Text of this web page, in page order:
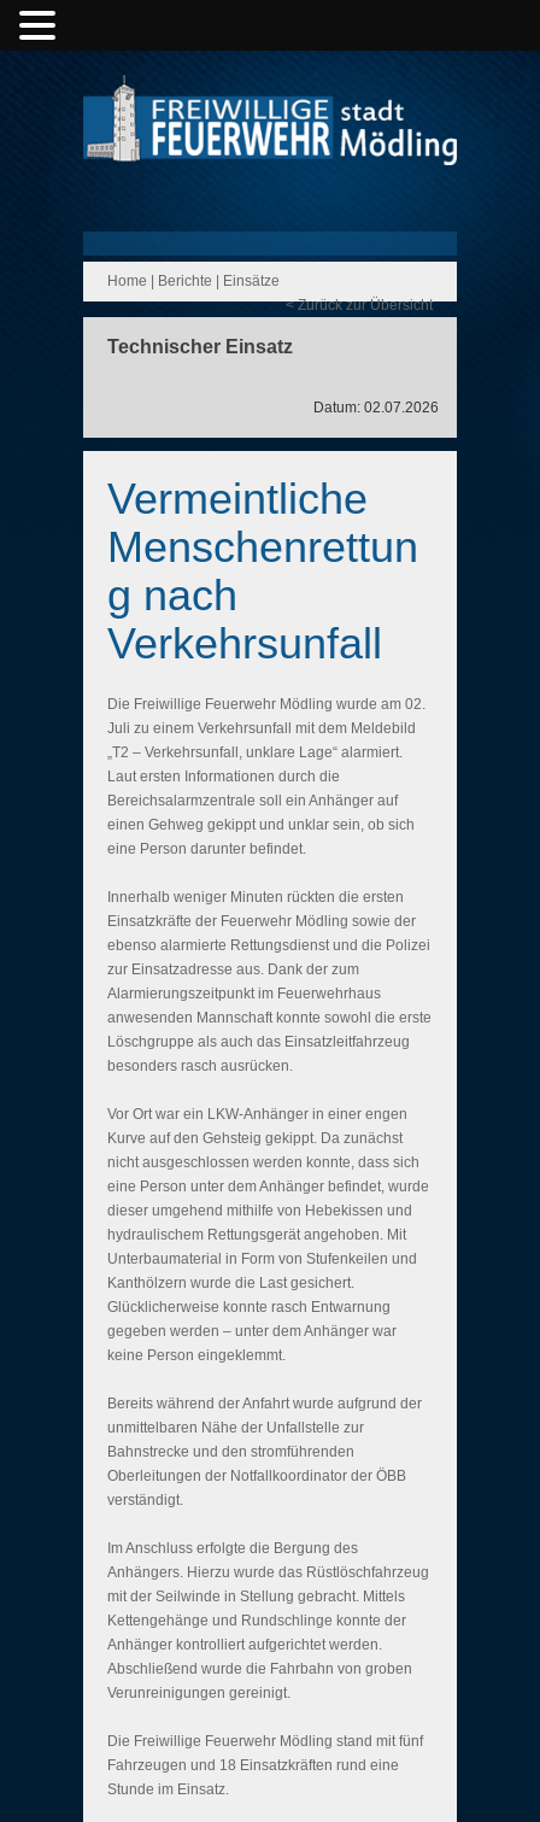
Home Berichte
Einsätze
< Zurück zur Übersicht
Technischer Einsatz
Datum: 02.07.2026
Vermeintliche
Menschenrettun
g nach
Verkehrsunfall
Die Freiwillige Feuerwehr Mödling wurde am 02.
Juli zu einem Verkehrsunfall mit dem Meldebild
„T2 – Verkehrsunfall, unklare Lage“ alarmiert.
Laut ersten Informationen durch die
Bereichsalarmzentrale soll ein Anhänger auf
einen Gehweg gekippt und unklar sein, ob sich
eine Person darunter befindet.
Innerhalb weniger Minuten rückten die ersten
Einsatzkräfte der Feuerwehr Mödling sowie der
ebenso alarmierte Rettungsdienst und die Polizei
zur Einsatzadresse aus. Dank der zum
Alarmierungszeitpunkt im Feuerwehrhaus
anwesenden Mannschaft konnte sowohl die erste
Löschgruppe als auch das Einsatzleitfahrzeug
besonders rasch ausrücken.
Vor Ort war ein LKW-Anhänger in einer engen
Kurve auf den Gehsteig gekippt. Da zunächst
nicht ausgeschlossen werden konnte, dass sich
eine Person unter dem Anhänger befindet, wurde
dieser umgehend mithilfe von Hebekissen und
hydraulischem Rettungsgerät angehoben. Mit
Unterbaumaterial in Form von Stufenkeilen und
Kanthölzern wurde die Last gesichert.
Glücklicherweise konnte rasch Entwarnung
gegeben werden – unter dem Anhänger war
keine Person eingeklemmt.
Bereits während der Anfahrt wurde aufgrund der
unmittelbaren Nähe der Unfallstelle zur
Bahnstrecke und den stromführenden
Oberleitungen der Notfallkoordinator der ÖBB
verständigt.
Im Anschluss erfolgte die Bergung des
Anhängers. Hierzu wurde das Rüstlöschfahrzeug
mit der Seilwinde in Stellung gebracht. Mittels
Kettengehänge und Rundschlinge konnte der
Anhänger kontrolliert aufgerichtet werden.
Abschließend wurde die Fahrbahn von groben
Verunreinigungen gereinigt.
Die Freiwillige Feuerwehr Mödling stand mit fünf
Fahrzeugen und 18 Einsatzkräften rund eine
Stunde im Einsatz.